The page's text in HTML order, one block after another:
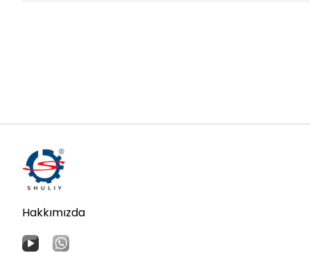
Hakkımızda